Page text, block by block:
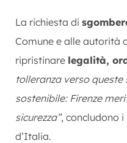
La richiesta di
Comune e alle autorità
ripristinare legalità,
tolleranza verso queste
sostenibile: Firenze
sicurezza”, concludono
d’Italia.